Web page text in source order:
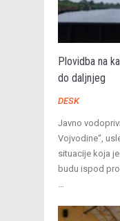
Plovidba na
do daljnjeg
DESK
Javno
Vojvodine“,
situacije koja
budu ispod